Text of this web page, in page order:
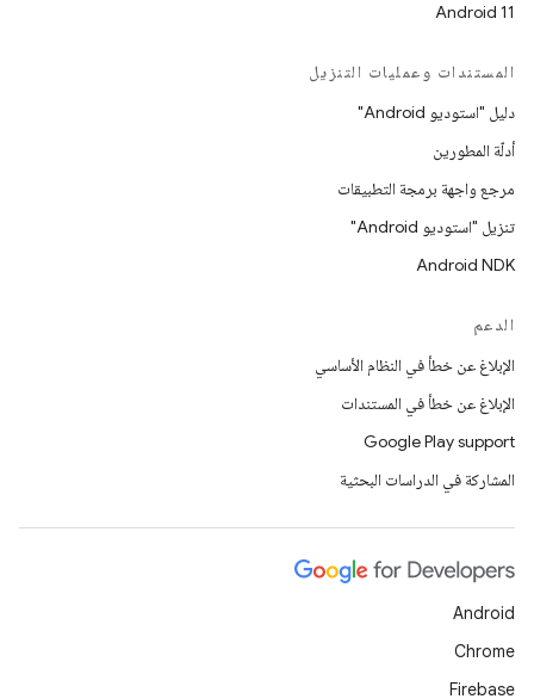
Android 11
المستندات وعمليات التنزيل
دليل "استوديو Android"
أدلّة المطورين
مرجع واجهة برمجة التطبيقات
تنزيل "استوديو Android"
Android NDK
الدعم
الإبلاغ عن خطأ في النظام الأساسي
الإبلاغ عن خطأ في المستندات
Google Play support
المشاركة في الدراسات البحثية
Android
Chrome
Firebase